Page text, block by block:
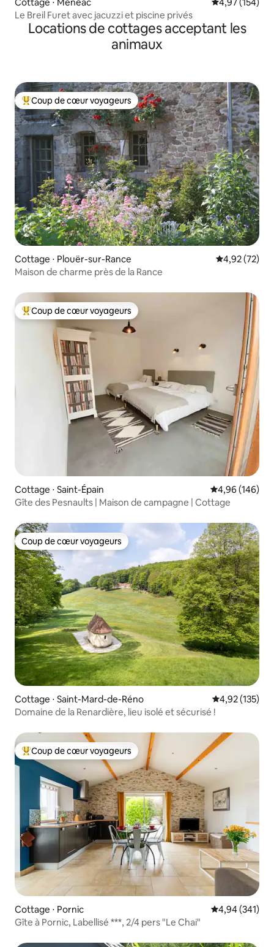
Le Breil Furet avec jacuzzi et piscine privés
Locations de cottages acceptant les
animaux
Coups de cœur voyageurs les plus appréciés
Coup de cœur voyageurs
Cottage ⋅ Plouër-sur-Rance Évaluation
4,92 (72)
Maison de charme près de la Rance
Coups de cœur voyageurs les plus appréciés
Coup de cœur voyageurs
Cottage ⋅ Saint-Épain Évaluation
4,96 (146)
Gîte des Pesnaults | Maison de campagne | Cottage
Coup de cœur voyageurs
Coup de cœur voyageurs
Cottage ⋅ Saint-Mard-de-Réno Évaluation
4,92 (135)
Domaine de la Renardière, lieu isolé et sécurisé !
Coups de cœur voyageurs les plus appréciés
Coup de cœur voyageurs
Cottage ⋅ Pornic Évaluation
4,94 (341)
Gîte à Pornic, Labellisé ***, 2/4 pers "Le Chai"